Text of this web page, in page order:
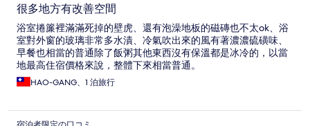
很多地方有改善空間
浴室捲簾裡滿滿死掉的壁虎、還有泡澡地板的磁磚也不太ok、浴
室對外窗的玻璃非常多水漬、冷氣吹出來的風有著濃濃硫磺味、
早餐也相當的普通除了飯粥其他東西沒有保溫都是冰冷的，以當
地最高住宿價格來說，整體下來相當普通。
HAO-GANG、1 泊旅行